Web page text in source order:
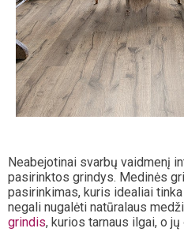
Neabejotinai svarbų vaidmenį
pasirinktos grindys. Medinės
pasirinkimas, kuris idealiai
negali nugalėti natūralaus
grindis, kurios tarnaus ilgai, o